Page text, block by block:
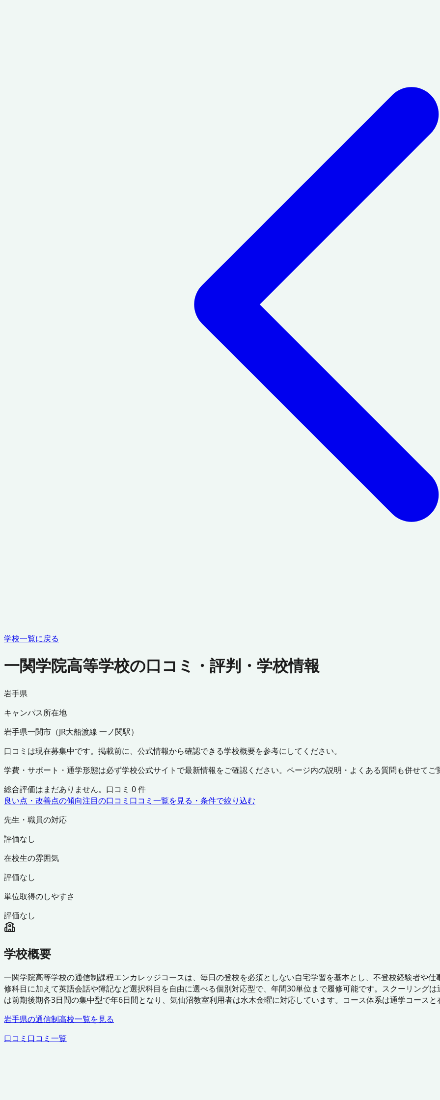
学校一覧に戻る
一関学院高等学校の口コミ・評判・学校情報
岩手県
キャンパス所在地
岩手県一関市 （JR大船渡線 一ノ関駅）
口コミは現在募集中です。掲載前に、公式情報から確認できる学校概要を参考にしてください。
学費・サポート・通学形態は必ず学校公式サイトで最新情報をご確認ください。ページ内の説明・よくある質問も併せてご
総合評価はまだありません。口コミ 0件
良い点・改善点の傾向注目の口コミ 口コミ一覧を見る・条件で絞り込む
先生・職員の対応
評価なし
在校生の雰囲気
評価なし
単位取得のしやすさ
評価なし
学校概要
一関学院高等学校の通信制課程エンカレッジコースは、毎日の登校を必須としない自宅学習を基本とし、不登校経験者や
修科目に加えて英語会話や簿記など選択科目を自由に選べる個別対応型で、年間30単位まで履修可能です。スクーリング
は前期後期各3日間の集中型で年6日間となり、気仙沼教室利用者は水木金曜に対応しています。コース体系は通学コースと
岩手県の通信制高校一覧を見る
口コミ 口コミ一覧